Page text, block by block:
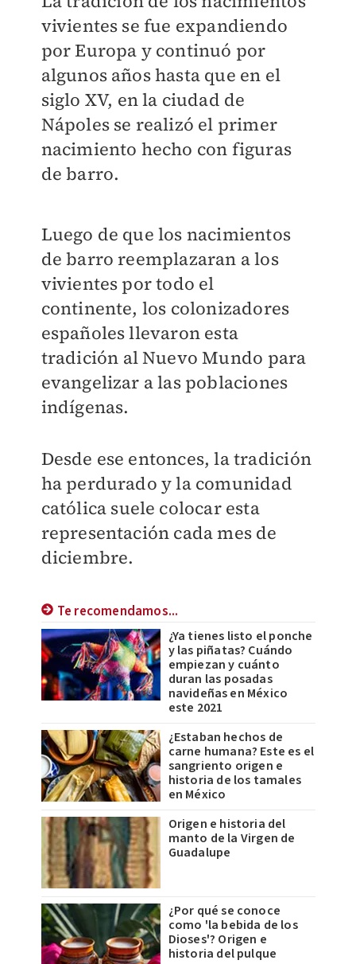
vivientes se fue expandiendo
por Europa y continuó por
algunos años hasta que en el
siglo XV, en la ciudad de
Nápoles se realizó el primer
nacimiento hecho con figuras
de barro.
Luego de que los nacimientos
de barro reemplazaran a los
vivientes por todo el
continente, los colonizadores
españoles llevaron esta
tradición al Nuevo Mundo para
evangelizar a las poblaciones
indígenas.
Desde ese entonces, la tradición
ha perdurado y la comunidad
católica suele colocar esta
representación cada mes de
diciembre.
Te recomendamos...
¿Ya tienes listo el ponche
y las piñatas? Cuándo
empiezan y cuánto
duran las posadas
navideñas en México
este 2021
¿Estaban hechos de
carne humana? Este es el
sangriento origen e
historia de los tamales
en México
Origen e historia del
manto de la Virgen de
Guadalupe
¿Por qué se conoce
como 'la bebida de los
Dioses'? Origen e
historia del pulque